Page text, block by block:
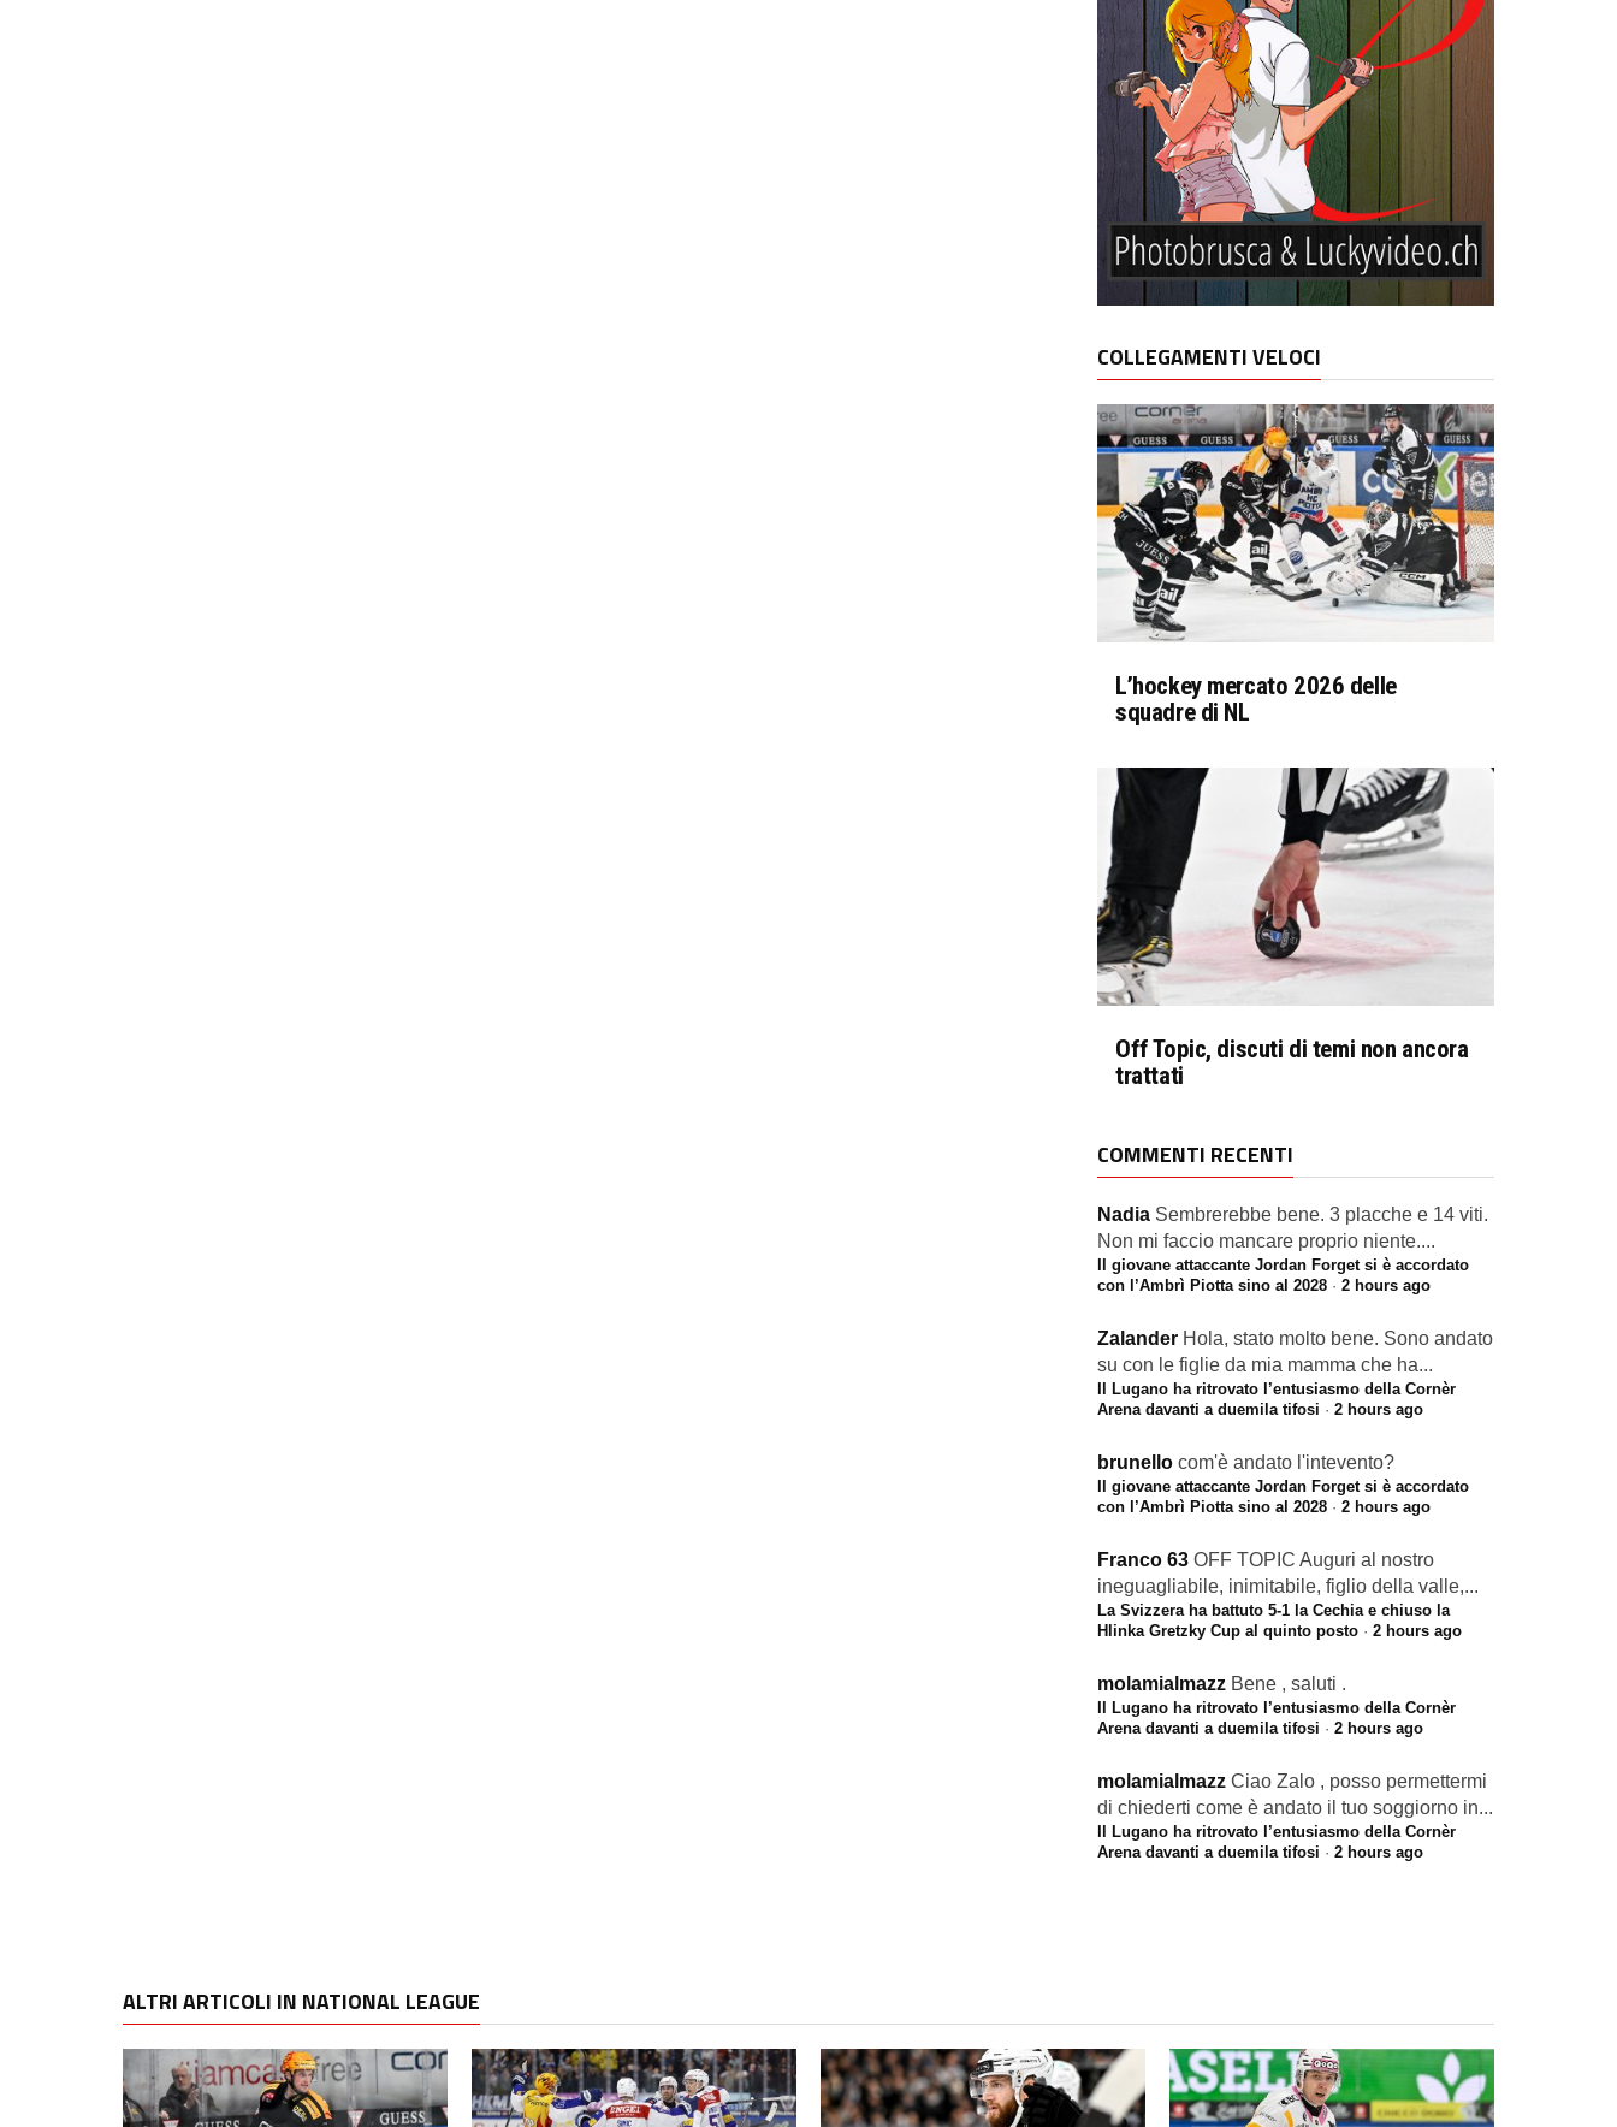
COLLEGAMENTI VELOCI
L’hockey mercato 2026 delle
squadre di NL
Off Topic, discuti di temi non ancora
trattati
COMMENTI RECENTI
Nadia Sembrerebbe bene. 3 placche e 14 viti.
Non mi faccio mancare proprio niente....
Il giovane attaccante Jordan Forget si è accordato
con l’Ambrì Piotta sino al 2028 · 2 hours ago
Zalander Hola, stato molto bene. Sono andato
su con le figlie da mia mamma che ha...
Il Lugano ha ritrovato l’entusiasmo della Cornèr
Arena davanti a duemila tifosi · 2 hours ago
brunello com'è andato l'intevento?
Il giovane attaccante Jordan Forget si è accordato
con l’Ambrì Piotta sino al 2028 · 2 hours ago
Franco 63 OFF TOPIC Auguri al nostro
ineguagliabile, inimitabile, figlio della valle,...
La Svizzera ha battuto 5-1 la Cechia e chiuso la
Hlinka Gretzky Cup al quinto posto · 2 hours ago
molamialmazz Bene , saluti .
Il Lugano ha ritrovato l’entusiasmo della Cornèr
Arena davanti a duemila tifosi · 2 hours ago
molamialmazz Ciao Zalo , posso permettermi
di chiederti come è andato il tuo soggiorno in...
Il Lugano ha ritrovato l’entusiasmo della Cornèr
Arena davanti a duemila tifosi · 2 hours ago
ALTRI ARTICOLI IN NATIONAL LEAGUE